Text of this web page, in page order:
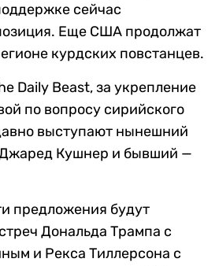
сейчас
Еще США продолжат
курдских повстанцев.
Daily Beast, за укрепление
по вопросу сирийского
выступают нынешний
Кушнер и бывший —
предложения будут
Дональда Трампа с
и Рекса Тиллерсона с